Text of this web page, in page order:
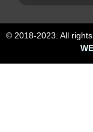
© 2018-2023. All